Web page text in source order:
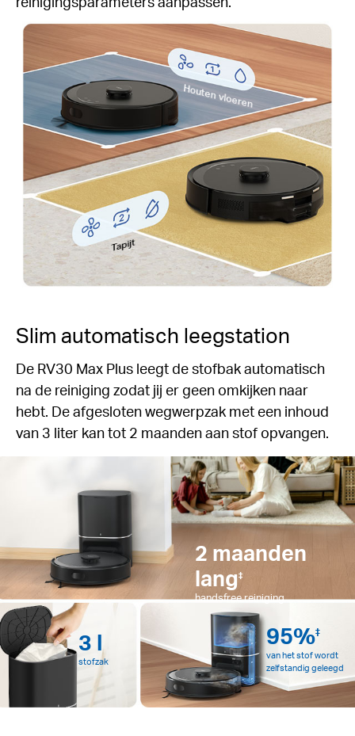
Houten vloeren
Tapijt
Slim automatisch leegstation
De RV30 Max Plus leegt de stofbak automatisch
na de reiniging zodat jij er geen omkijken naar
hebt. De afgesloten wegwerpzak met een inhoud
van 3 liter kan tot 2 maanden aan stof opvangen.
2 maanden
lang‡
handsfree reiniging
3 l
stofzak
95%‡
van het stof wordt
zelfstandig geleegd